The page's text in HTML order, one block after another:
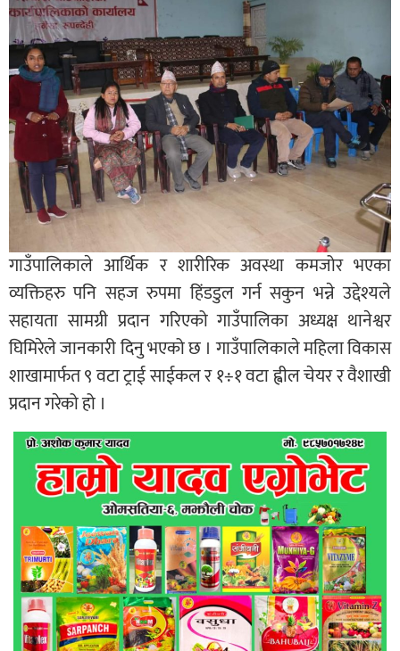
गाउँपालिकाले आर्थिक र शारीरिक अवस्था कमजोर भएका
व्यक्तिहरु पनि सहज रुपमा हिंडडुल गर्न सकुन भन्ने उद्देश्यले
सहायता सामग्री प्रदान गरिएको गाउँपालिका अध्यक्ष थानेश्वर
घिमिरेले जानकारी दिनु भएको छ । गाउँपालिकाले महिला विकास
शाखामार्फत ९ वटा ट्राई साईकल र १÷१ वटा ह्वील चेयर र वैशाखी
प्रदान गरेको हो ।